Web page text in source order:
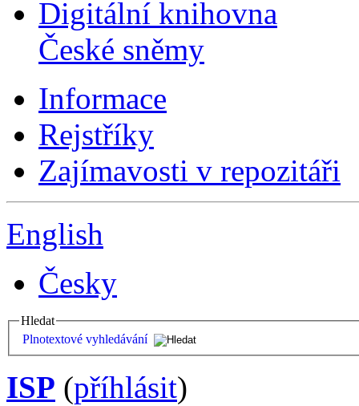
Digitální knihovna
České sněmy
Informace
Rejstříky
Zajímavosti v repozitáři
English
Česky
Hledat
Plnotextové vyhledávání
ISP (příhlásit)